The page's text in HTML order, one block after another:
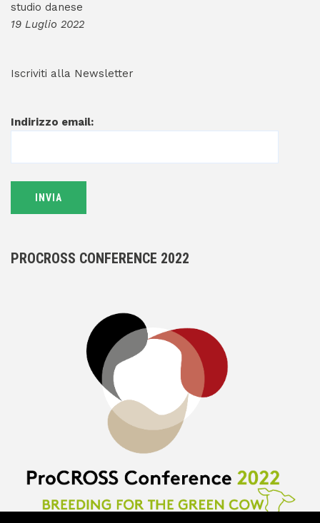
studio danese
19 Luglio 2022
Iscriviti alla Newsletter
Indirizzo email:
PROCROSS CONFERENCE 2022